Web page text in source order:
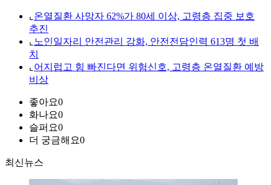
⌞ 온열질환 사망자 62%가 80세 이상, 고령층 집중 보호
추진
⌞ 노인일자리 안전관리 강화, 안전전담인력 613명 첫 배
치
⌞ 어지럽고 힘 빠진다면 위험신호, 고령층 온열질환 예방
비상
좋아요0
화나요0
슬퍼요0
더 궁금해요0
최신뉴스